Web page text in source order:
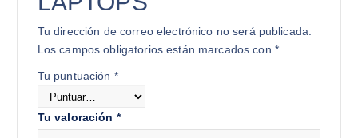
Tu dirección de correo electrónico no será publicada.
Los campos obligatorios están marcados con *
Tu puntuación *
Tu valoración *